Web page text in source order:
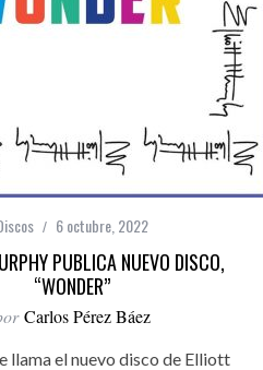
6 octubre, 2022
PUBLICA NUEVO DISCO,
“WONDER”
Carlos Pérez Báez
llama el nuevo disco de Elliott